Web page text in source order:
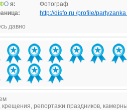
ФО я:
Фотограф
http://disfo.ru /profile/partyzanka
давно
крещения, репортажи праздников,